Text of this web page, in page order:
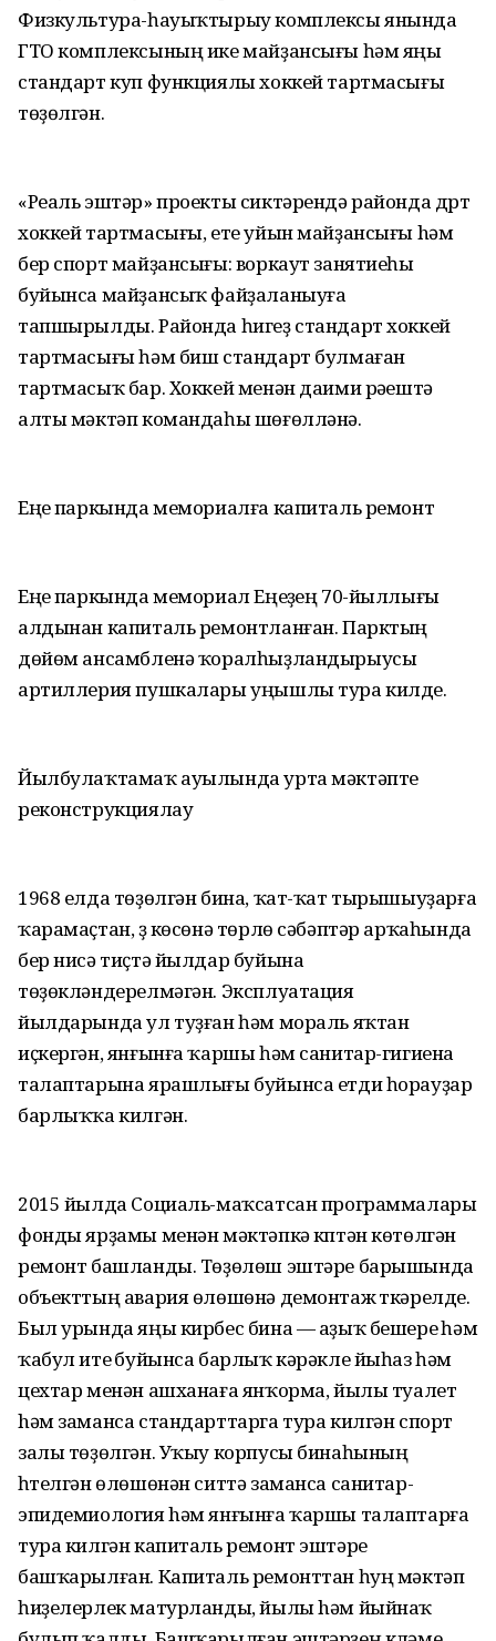
Физкультура-һауыҡтырыу комплексы янында
ГТО комплексының ике майҙансығы һәм яңы
стандарт кyп функциялы хоккей тартмасығы
төҙөлгән.
«Реаль эштәр» проекты сиктәрендә районда дүрт
хоккей тартмасығы, ете уйын майҙансығы hәм
бер спорт майҙансығы: воркаут занятиеһы
буйынса майҙансыҡ файҙаланыуға
тапшырылды. Районда һигеҙ стандарт хоккей
тартмасығы һәм биш стандарт булмаған
тартмасыҡ бар. Хоккей менән даими рәүештә
алты мәктәп командаһы шөғөлләнә.
Еңеү паркында мемориалға капиталь ремонт
Еңеү паркында мемориал Еңеүҙең 70-йыллығы
алдынан капиталь ремонтланған. Парктың
дөйөм ансамбленә ҡоралһыҙландырыусы
артиллерия пушкалары уңышлы тура килде.
Йылбулаҡтамаҡ ауылында урта мәктәпте
реконструкциялаy
1968 елда төҙөлгән бина, ҡат-ҡат тырышыуҙарға
ҡарамаҫтан, үҙ көсөнә төрлө сәбәптәр арҡаһында
бер нисә тиҫтә йылдар буйына
төҙөкләндерелмәгән. Эксплуатация
йылдарында ул туҙған һәм мораль яҡтан
иҫкергән, янғынға ҡаршы һәм санитар-гигиена
талаптарына ярашлығы буйынса етди һорауҙар
барлыҡҡа килгән.
2015 йылда Социаль-маҡсатсан программалары
фонды ярҙамы менән мәктәпкә күптән көтөлгән
ремонт башланды. Төҙөлөш эштәре барышында
объекттың авария өлөшөнә демонтаж үткәрелде.
Был урында яңы кирбес бина — аҙыҡ бешереү һәм
ҡабул итеү буйынса барлыҡ кәрәкле йыһаз һәм
цехтар менән ашханаға янҡорма, йылы туалет
hәм заманса стандарттарга тура килгән спорт
залы төҙөлгән. Уҡыу корпусы бинаһының
һүтелгән өлөшөнән ситтә заманса санитар-
эпидемиология hәм янғынға ҡаршы талаптарға
тура килгән капиталь ремонт эштәре
башҡарылған. Капиталь ремонттан һуң мәктәп
һиҙелерлек матурланды, йылы hәм йыйнаҡ